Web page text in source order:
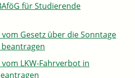
für Studierende
Gesetz über die Sonntage
LKW-Fahrverbot in